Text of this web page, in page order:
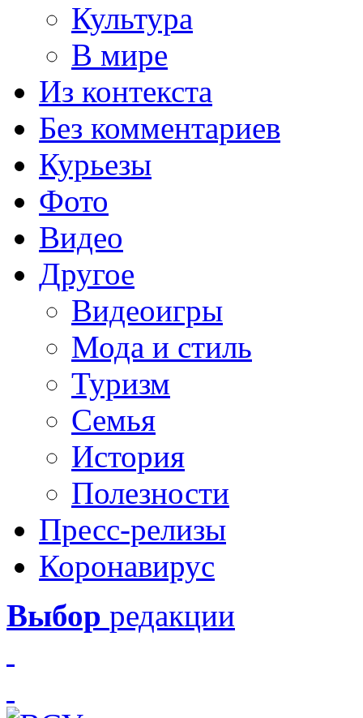
Культура
В мире
Из контекста
Без комментариев
Курьезы
Фото
Видео
Другое
Видеоигры
Мода и стиль
Туризм
Семья
История
Полезности
Пресс-релизы
Коронавирус
Выбор редакции